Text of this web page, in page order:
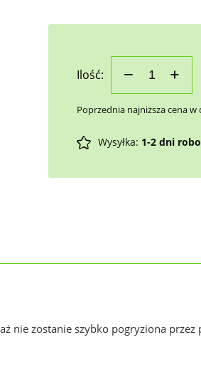
Ilość:
Poprzednia najniższa cena w
Wysyłka: 1-2 dni
nie zostanie szybko pogryziona